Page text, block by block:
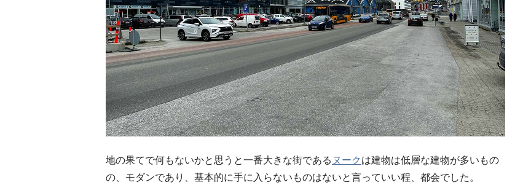
地の果てで何もないかと思うと一番大きな街である ヌークは建物は低層な建物が多いもの
の、モダンであり、基本的に手に入らないものはないと言っていい程、都会でした。